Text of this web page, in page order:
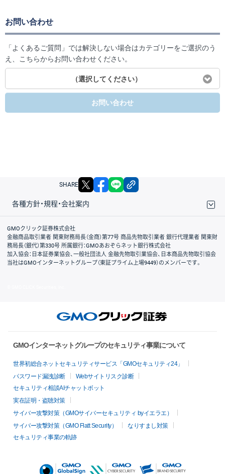
お問い合わせ
「よくあるご質問」では解決しない場合はカテゴリーをご選択のう
え、こちらからお問い合わせください。
（選択してください）
お問い合わせ
SHARE X facebook
各種方針・規程・会社案内
取引規程・約款
サイトマップ
その他のご案内
個人情報保護方針
最良執行方針
サイトのご利用について
ディスクレイマー
信託保全
リスク説明
会社案内
GMOクリック証券株式会社
金融商品取引業者 関東財務局長（金商）第77号 商品先物取引業者 銀行代理業者 関東財
務局長（銀代）第330号 所属銀行：GMOあおぞらネット銀行株式会社
加入協会：日本証券業協会、一般社団法人 金融先物取引業協会、日本商品先物取引協会
当社はGMOインターネットグループ（東証プライム上場9449）のメンバーです。
GMOインターネットグループのセキュリティ事業について
世界初総合ネットセキュリティサービス「GMOセキュリティ24」
パスワード漏洩診断
Webサイトリスク診断
セキュリティ相談AIチャットボット
実在証明・盗聴対策
サイバー攻撃対策（GMOサイバーセキュリティ byイエラエ）
サイバー攻撃対策（GMO Flatt Security）
なりすまし対策
セキュリティ事業の軌跡